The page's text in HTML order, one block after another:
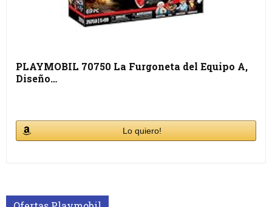
PLAYMOBIL 70750 La Furgoneta del Equipo A,
Diseño…
Lo quiero!